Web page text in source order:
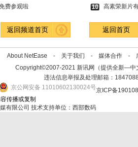
费参观啦
10
高素荣新片
返回频道首页 返回首页
About NetEase - 关于我们 - 媒体合作 -
Copyright©2007-2021 新讯网（提供全新—中
违法信息举报及处理邮箱：
京公网安备 11010602130024号京ICP备
传播或复制
有限公司 技术支持单位：西部数码